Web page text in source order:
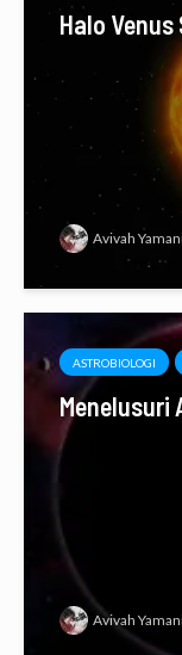
Halo Venus
Avivah
ASTROBIOLOGI
Menelusuri
Avivah